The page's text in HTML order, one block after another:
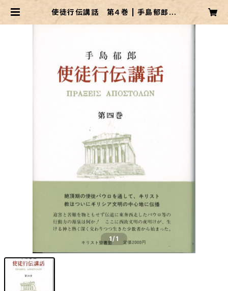
使徒行伝講話 第４巻 | 手島郁郎文
1/1